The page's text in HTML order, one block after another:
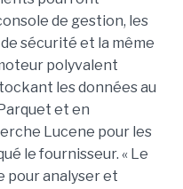
de gestion, les
sécurité et la même
polyvalent
les données au
et en
Lucene pour les
le fournisseur. « Le
pour analyser et